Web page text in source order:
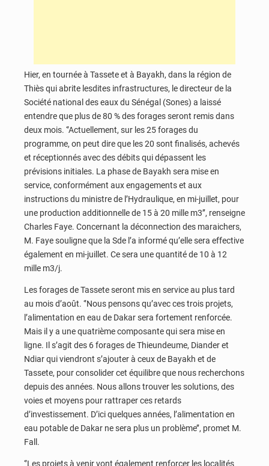
Hier, en tournée à Tassete et à Bayakh, dans la région de
Thiès qui abrite lesdites infrastructures, le directeur de la
Société national des eaux du Sénégal (Sones) a laissé
entendre que plus de 80 % des forages seront remis dans
deux mois. ‘’Actuellement, sur les 25 forages du
programme, on peut dire que les 20 sont finalisés, achevés
et réceptionnés avec des débits qui dépassent les
prévisions initiales. La phase de Bayakh sera mise en
service, conformément aux engagements et aux
instructions du ministre de l’Hydraulique, en mi-juillet, pour
une production additionnelle de 15 à 20 mille m3’’, renseigne
Charles Faye. Concernant la déconnection des maraichers,
M. Faye souligne que la Sde l’a informé qu’elle sera effective
également en mi-juillet. Ce sera une quantité de 10 à 12
mille m3/j.
Les forages de Tassete seront mis en service au plus tard
au mois d’août. ‘’Nous pensons qu’avec ces trois projets,
l’alimentation en eau de Dakar sera fortement renforcée.
Mais il y a une quatrième composante qui sera mise en
ligne. Il s’agit des 6 forages de Thieundeume, Diander et
Ndiar qui viendront s’ajouter à ceux de Bayakh et de
Tassete, pour consolider cet équilibre que nous recherchons
depuis des années. Nous allons trouver les solutions, des
voies et moyens pour rattraper ces retards
d’investissement. D’ici quelques années, l’alimentation en
eau potable de Dakar ne sera plus un problème’’, promet M.
Fall.
‘’Les projets à venir vont également renforcer les localités